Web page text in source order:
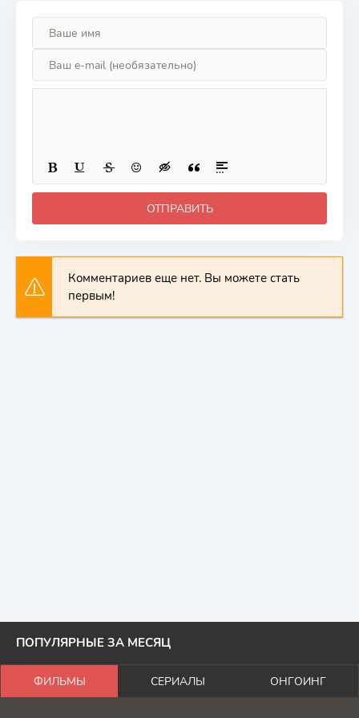
ОТПРАВИТЬ
Комментариев еще нет. Вы можете стать
первым!
ПОПУЛЯРНЫЕ ЗА МЕСЯЦ
ФИЛЬМЫ СЕРИАЛЫ ОНГОИНГ